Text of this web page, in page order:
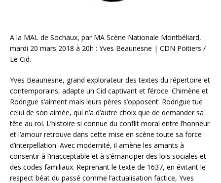
A la MAL de Sochaux, par MA Scène Nationale Montbéliard,
mardi 20 mars 2018 à 20h : Yves Beaunesne | CDN Poitiers /
Le Cid.
Yves Beaunesne, grand explorateur des textes du répertoire et
contemporains, adapte un Cid captivant et féroce. Chimène et
Rodrigue s’aiment mais leurs pères s’opposent. Rodrigue tue
celui de son aimée, qui n’a d’autre choix que de demander sa
tête au roi. L’histoire si connue du conflit moral entre l’honneur
et l’amour retrouve dans cette mise en scène toute sa force
d’interpellation. Avec modernité, il amène les amants à
consentir à l’inacceptable et à s’émanciper des lois sociales et
des codes familiaux. Reprenant le texte de 1637, en évitant le
respect béat du passé comme l’actualisation factice, Yves